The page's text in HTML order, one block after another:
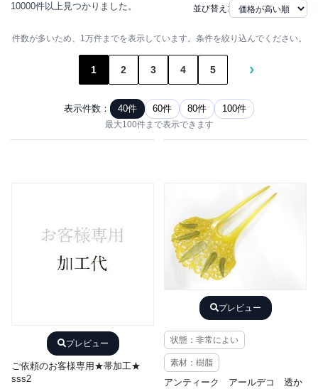
10000件以上見つかりました。 並び替え:
件数が多いため、1万件までを表示しています。条件を絞り込んでください。
1 2 3 4 5 ›
表示件数： 40件 60件 80件 100件
最大100件まで表示できます
プレビュー
ご依頼のお客様専用★帯加工★
sss2
プレビュー
状態：非常によい
素材：樹脂
アンティーク アールデコ 透か